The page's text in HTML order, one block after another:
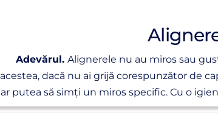
Adevărul. Alignerele nu au miros sau
acestea, dacă nu ai grijă corespunzător de
ar putea să simți un miros specific. Cu o